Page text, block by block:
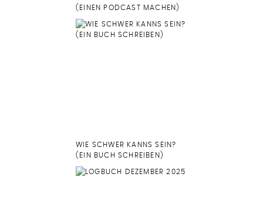
(EINEN PODCAST MACHEN)
WIE SCHWER KANNS SEIN?
(EIN BUCH SCHREIBEN)